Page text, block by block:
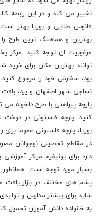
تغییر می کند و در این رابطه
فانوس طلایی و بوریا بهتر
بهترین و هماهنگ ترین طرح
مرغوبیت ان توجه کنید. مرکز
توانند بهترین مکان برای خرید
بود، سفارش خود را مرجوع کنید.
نساجی شهر اصفهان و یزد،
پارچه پیراهنی با طرح دلخواه می
کنید. پارچه فاستونی در
بوریا، پارچه فاستونی عموما
در مقاطع تحصیلی نوجوانان
دارد برای یونیفرم مراکز
بسیار مورد توجه است.
پشم های مختلف در بازار یافت
شاید برای بیشتر مدارس و
به خانواده دانش آموزان تحمیل